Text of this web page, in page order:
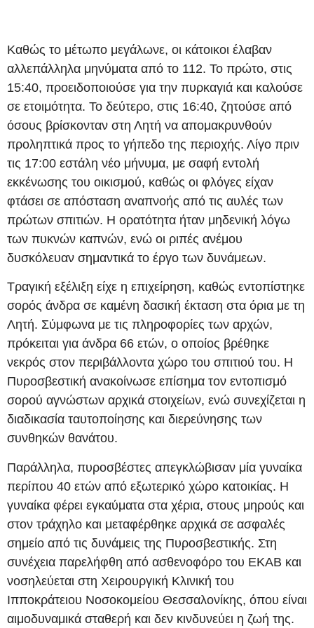
Καθώς το μέτωπο μεγάλωνε, οι κάτοικοι έλαβαν
αλλεπάλληλα μηνύματα από το 112. Το πρώτο, στις
15:40, προειδοποιούσε για την πυρκαγιά και καλούσε
σε ετοιμότητα. Το δεύτερο, στις 16:40, ζητούσε από
όσους βρίσκονταν στη Λητή να απομακρυνθούν
προληπτικά προς το γήπεδο της περιοχής. Λίγο πριν
τις 17:00 εστάλη νέο μήνυμα, με σαφή εντολή
εκκένωσης του οικισμού, καθώς οι φλόγες είχαν
φτάσει σε απόσταση αναπνοής από τις αυλές των
πρώτων σπιτιών. Η ορατότητα ήταν μηδενική λόγω
των πυκνών καπνών, ενώ οι ριπές ανέμου
δυσκόλευαν σημαντικά το έργο των δυνάμεων.
Τραγική εξέλιξη είχε η επιχείρηση, καθώς εντοπίστηκε
σορός άνδρα σε καμένη δασική έκταση στα όρια με τη
Λητή. Σύμφωνα με τις πληροφορίες των αρχών,
πρόκειται για άνδρα 66 ετών, ο οποίος βρέθηκε
νεκρός στον περιβάλλοντα χώρο του σπιτιού του. Η
Πυροσβεστική ανακοίνωσε επίσημα τον εντοπισμό
σορού αγνώστων αρχικά στοιχείων, ενώ συνεχίζεται η
διαδικασία ταυτοποίησης και διερεύνησης των
συνθηκών θανάτου.
Παράλληλα, πυροσβέστες απεγκλώβισαν μία γυναίκα
περίπου 40 ετών από εξωτερικό χώρο κατοικίας. Η
γυναίκα φέρει εγκαύματα στα χέρια, στους μηρούς και
στον τράχηλο και μεταφέρθηκε αρχικά σε ασφαλές
σημείο από τις δυνάμεις της Πυροσβεστικής. Στη
συνέχεια παρελήφθη από ασθενοφόρο του ΕΚΑΒ και
νοσηλεύεται στη Χειρουργική Κλινική του
Ιπποκράτειου Νοσοκομείου Θεσσαλονίκης, όπου είναι
αιμοδυναμικά σταθερή και δεν κινδυνεύει η ζωή της.